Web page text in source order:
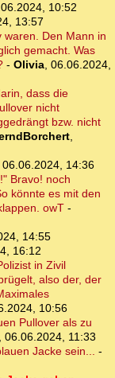
10:52
13:57
waren. Den Mann in
gemacht. Was
- Olivia, 06.06.2024,
dass die
nicht
bzw. nicht
,
06.06.2024, 14:36
Bravo! noch
könnte es mit den
owT -
14:55
16:12
in Zivil
also der, der
10:56
Pullover als zu
, 06.06.2024, 11:33
Jacke sein... -